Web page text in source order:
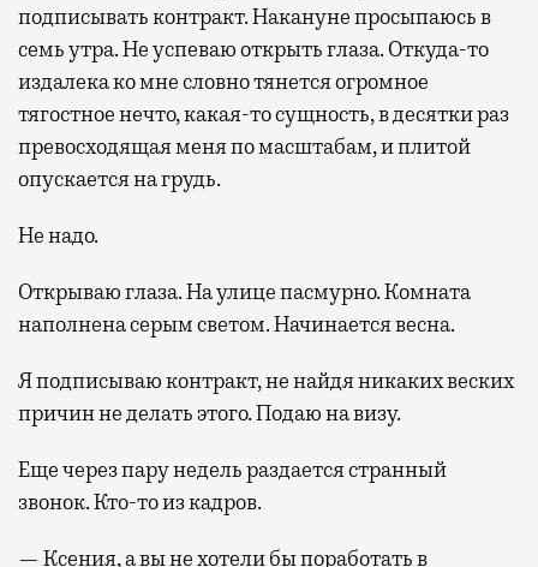
подписывать контракт. Накануне просыпаюсь в
семь утра. Не успеваю открыть глаза. Откуда-то
издалека ко мне словно тянется огромное
тягостное нечто, какая-то сущность, в десятки раз
превосходящая меня по масштабам, и плитой
опускается на грудь.
Не надо.
Открываю глаза. На улице пасмурно. Комната
наполнена серым светом. Начинается весна.
Я подписываю контракт, не найдя никаких веских
причин не делать этого. Подаю на визу.
Еще через пару недель раздается странный
звонок. Кто-то из кадров.
— Ксения, а вы не хотели бы поработать в